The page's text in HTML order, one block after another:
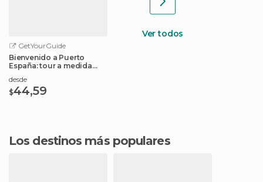
GetYourGuide
Bienvenido a Puerto
España: tour a medida
desde
$44,59
Ver todos
Los destinos más populares